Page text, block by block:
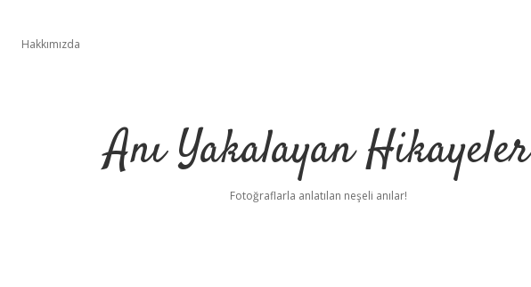
Hakkımızda
Anı Yakalayan Hikayeler
Fotoğraflarla anlatılan neşeli anılar!